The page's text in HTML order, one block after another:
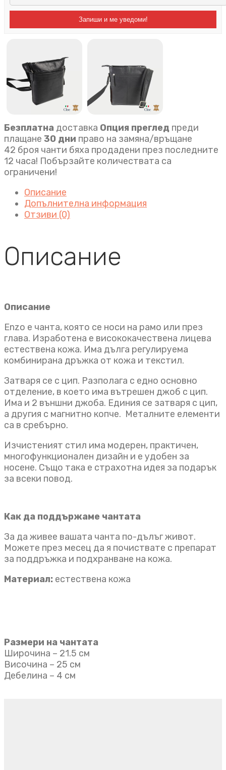
Запиши и ме уведоми!
Безплатна доставка Опция преглед преди
плащане 30 дни право на замяна/връщане
42 броя чанти бяха продадени през последните
12 часа! Побързайте количествата са
ограничени!
Описание
Допълнителна информация
Отзиви (0)
Описание
Описание
Enzo e чанта, която се носи на рамо или през
глава. Изработена е висококачествена лицева
естествена кожа. Има дълга регулируема
комбинирана дръжка от кожа и текстил.
Затваря се с цип. Разполага с едно основно
отделение, в което има вътрешен джоб с цип.
Има и 2 външни джоба. Единия се затваря с цип,
а другия с магнитно копче. Металните елементи
са в сребърно.
Изчистеният стил има модерен, практичен,
многофункционален дизайн и е удобен за
носене. Също така е страхотна идея за подарък
за всеки повод.
Как да поддържаме чантата
За да живее вашата чанта по-дълъг живот.
Можете през месец да я почиствате с препарат
за поддръжка и подхранване на кожа.
Материал: естествена кожа
Размери на чантата
Широчина – 21.5 см
Височина – 25 см
Дебелина – 4 см